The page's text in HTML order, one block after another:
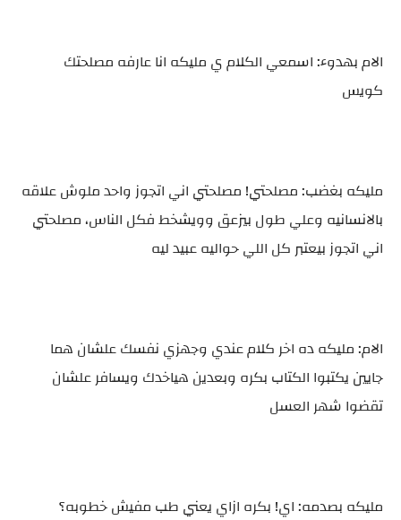
الام بهدوء: اسمعي الكلام ي مليكه انا عارفه مصلحتك
كويس
مليكه بغضب: مصلحتي! مصلحتي اني اتجوز واحد ملوش علاقه
بالانسانيه وعلي طول بيزعق وويشخط فكل الناس، مصلحتي
اني اتجوز بيعتبر كل اللي حواليه عبيد ليه
الام: مليكه ده اخر كلام عندي وجهزي نفسك علشان هما
جايين يكتبوا الكتاب بكره وبعدين هياخدك ويسافر علشان
تقضوا شهر العسل
مليكه بصدمه: اي! بكره ازاي يعني طب مفيش خطوبه؟